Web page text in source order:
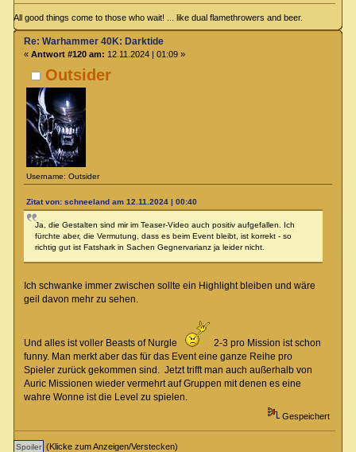
All good things come to those who wait! ... like dual flamethrowers and beer.
Outsider
Username: Outsider
Re: Warhammer 40K: Darktide
« Antwort #120 am: 12.11.2024 | 01:09 »
Zitat von: schneeland am 12.11.2024 | 00:40
Ja, die Gestalten sind mir im Teaser-Video auch positiv aufgefallen. Ich
fürchte aber, die Vermutung, dass es beim Event bleibt, ist korrekt - so
richtig gut ist Fatshark in Sachen Gegnervarianz ja leider nicht.
Ich schwanke immer zwischen sollte ein Highlight bleiben und wäre
geil davon mehr zu sehen.
Und alles ist voller Beasts of Nurgle
2-3 pro Mission ist schon
funny. Man merkt aber das für das Event eine ganze Reihe pro
Spieler zurück gekommen sind. Jetzt trifft man auch außerhalb von
Auric Missionen wieder vermehrt auf Gruppen mit denen es eine
wahre Wonne ist die Level zu spielen.
Gespeichert
(Klicke zum Anzeigen/Verstecken)